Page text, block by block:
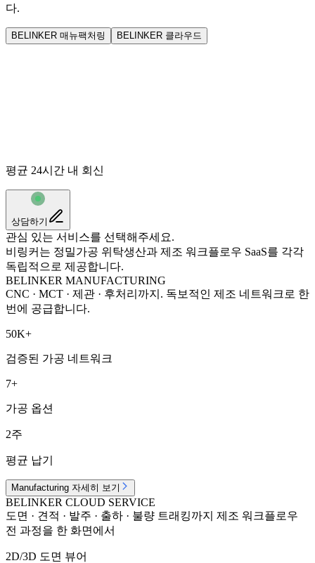
다.
BELINKER 매뉴팩처링 BELINKER 클라우드
평균 24시간 내 회신
상담하기
관심 있는 서비스를 선택해주세요.
비링커는 정밀가공 위탁생산과 제조 워크플로우 SaaS를 각각
독립적으로 제공합니다.
BELINKER MANUFACTURING
CNC · MCT · 제관 · 후처리까지. 독보적인 제조 네트워크로 한
번에 공급합니다.
50K+
검증된 가공 네트워크
7+
가공 옵션
2주
평균 납기
Manufacturing 자세히 보기
BELINKER CLOUD SERVICE
도면 · 견적 · 발주 · 출하 · 불량 트래킹까지 제조 워크플로우
전 과정을 한 화면에서
2D/3D 도면 뷰어